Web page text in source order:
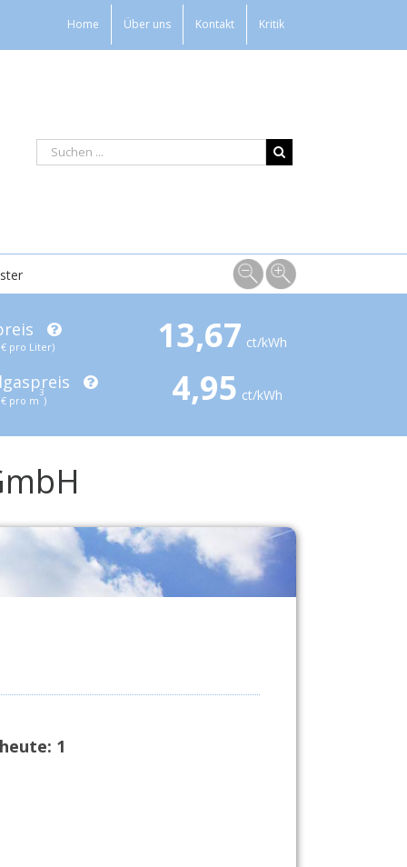
Home Über uns Kontakt Kritik
pro Liter) 13,67 ct/kWh
€ pro m
3
) 4,95 ct/kWh
1